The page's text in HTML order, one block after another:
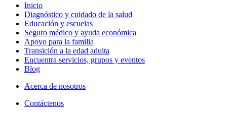
Inicio
Diagnóstico y cuidado de la salud
Educación y escuelas
Seguro médico y ayuda económica
Apoyo para la familia
Transición a la edad adulta
Encuentra servicios, grupos y eventos
Blog
Acerca de nosotros
Contáctenos